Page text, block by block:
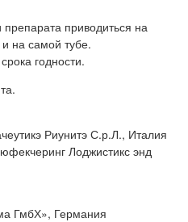
препарата приводиться на
на самой тубе.
годности.
Риунитэ С.р.Л., Италия
Лоджистикс энд
ГмбХ», Германия